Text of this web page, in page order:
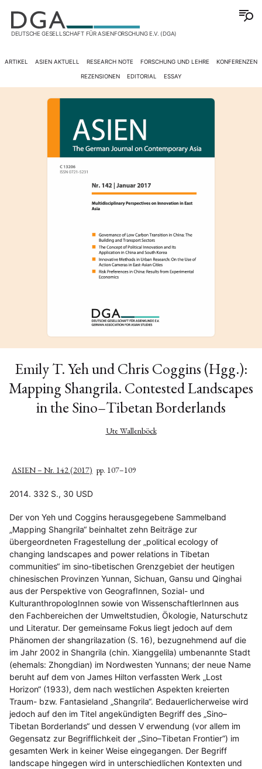
DEUTSCHE GESELLSCHAFT FÜR ASIENFORSCHUNG E.V. (DGA)
ARTIKEL ASIEN AKTUELL RESEARCH NOTE FORSCHUNG UND LEHRE KONFERENZEN
REZENSIONEN EDITORIAL ESSAY
Emily T. Yeh und Chris Coggins (Hgg.):
Mapping Shangrila. Contested Landscapes
in the Sino–Tibetan Borderlands
Ute Wallenböck
ASIEN – Nr. 142 (2017) pp. 107–109
2014. 332 S., 30 USD
Der von Yeh und Coggins herausgegebene Sammelband
„Mapping Shangrila“ beinhaltet zehn Beiträge zur
übergeordneten Fragestellung der „political ecology of
changing landscapes and power relations in Tibetan
communities“ im sino-tibetischen Grenzgebiet der heutigen
chinesischen Provinzen Yunnan, Sichuan, Gansu und Qinghai
aus der Perspektive von GeografInnen, Sozial- und
KulturanthropologInnen sowie von WissenschaftlerInnen aus
den Fachbereichen der Umweltstudien, Ökologie, Naturschutz
und Literatur. Der gemeinsame Fokus liegt jedoch auf dem
Phänomen der shangrilazation (S. 16), bezugnehmend auf die
im Jahr 2002 in Shangrila (chin. Xianggelila) umbenannte Stadt
(ehemals: Zhongdian) im Nordwesten Yunnans; der neue Name
beruht auf dem von James Hilton verfassten Werk „Lost
Horizon“ (1933), dem nach westlichen Aspekten kreierten
Traum- bzw. Fantasieland „Shangrila“. Bedauerlicherweise wird
jedoch auf den im Titel angekündigten Begriff des „Sino–
Tibetan Borderlands“ und dessen V erwendung (vor allem im
Gegensatz zur Begrifflichkeit der „Sino–Tibetan Frontier“) im
gesamten Werk in keiner Weise eingegangen. Der Begriff
landscape hingegen wird in unterschiedlichen Kontexten und